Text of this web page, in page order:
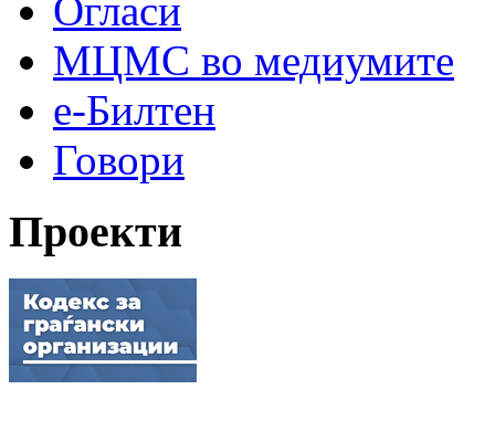
Огласи
МЦМС во медиумите
е-Билтен
Говори
Проекти